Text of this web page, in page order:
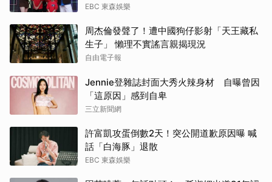
EBC 東森娛樂
周杰倫發聲了！遭中國狗仔影射「天王藏私
生子」 懶理不實謠言親揭現況
自由電子報
Jennie登雜誌封面大秀火辣身材 自曝曾因
「這原因」感到自卑
三立新聞網
許富凱攻蛋倒數2天！突公開道歉原因曝 喊
話「白海豚」退散
EBC 東森娛樂